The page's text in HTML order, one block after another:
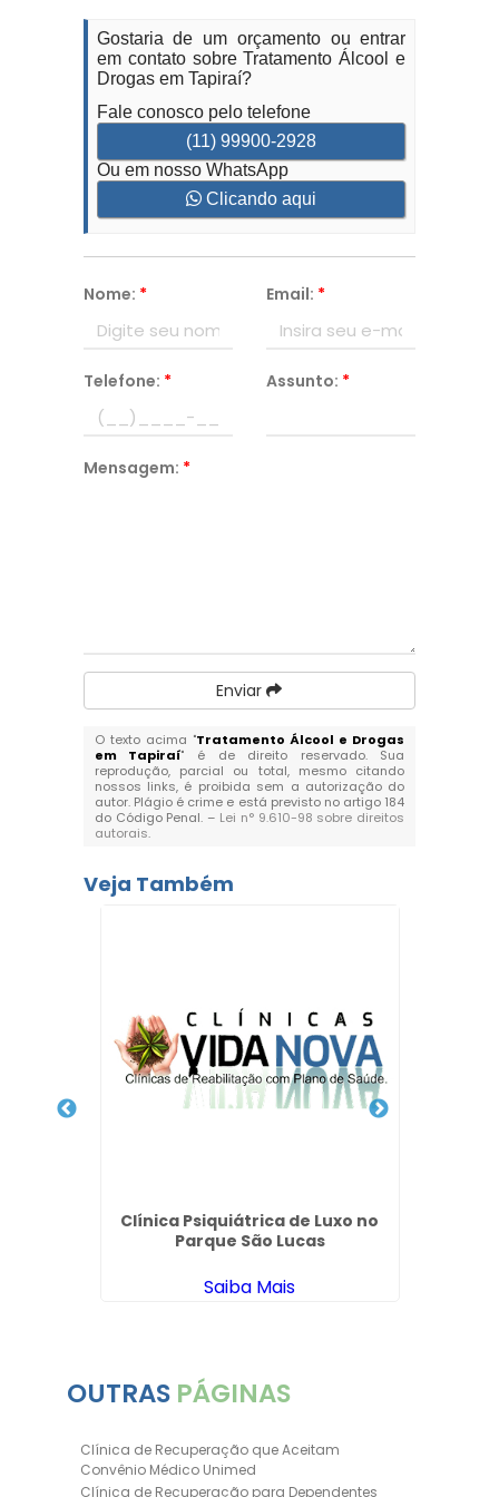
Gostaria de um orçamento ou entrar
em contato sobre Tratamento Álcool e
Drogas em Tapiraí?
Fale conosco pelo telefone
(11) 99900-2928
Ou em nosso WhatsApp
Clicando aqui
Nome: * Email: *
Telefone: * Assunto: *
Mensagem: *
Enviar
O texto acima "Tratamento Álcool e Drogas
em Tapiraí" é de direito reservado. Sua
reprodução, parcial ou total, mesmo citando
nossos links, é proibida sem a autorização do
autor. Plágio é crime e está previsto no artigo 184
do Código Penal. – Lei n° 9.610-98 sobre direitos
autorais.
Veja Também
Clínica Psiquiátrica de Luxo no
Parque São Lucas
Saiba Mais
OUTRAS PÁGINAS
Clínica de Recuperação que Aceitam
Convênio Médico Unimed
Clínica de Recuperação para Dependentes